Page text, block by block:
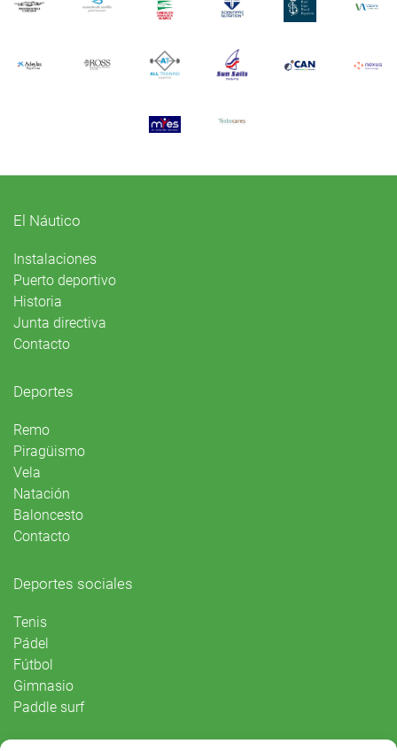
El Náutico
Instalaciones
Puerto deportivo
Historia
Junta directiva
Contacto
Deportes
Remo
Piragüismo
Vela
Natación
Baloncesto
Contacto
Deportes sociales
Tenis
Pádel
Fútbol
Gimnasio
Paddle surf